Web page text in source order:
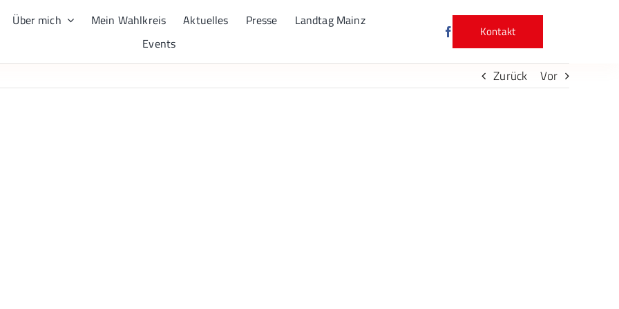
Über mich Mein Wahlkreis Aktuelles Presse
Landtag Mainz
Events
Kontakt
Zurück Vor